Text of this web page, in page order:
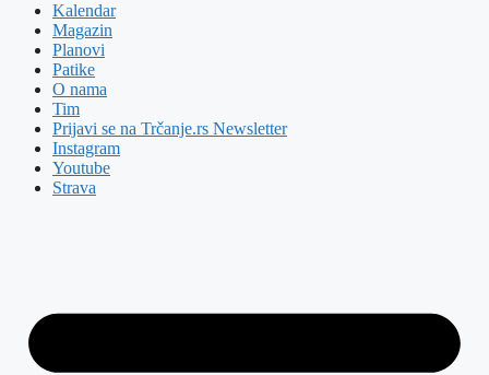
Kalendar
Magazin
Planovi
Patike
O nama
Tim
Prijavi se na Trčanje.rs Newsletter
Instagram
Youtube
Strava